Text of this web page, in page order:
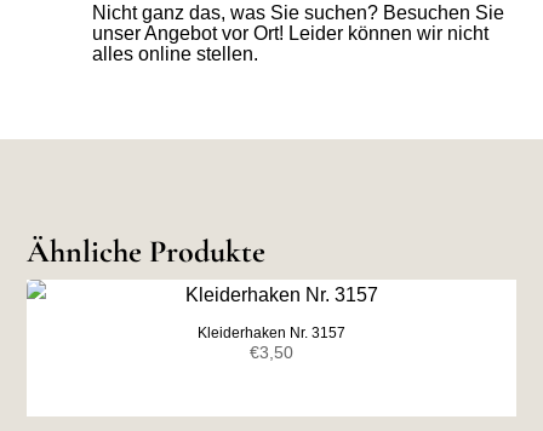
Nicht ganz das, was Sie suchen? Besuchen Sie
unser Angebot vor Ort! Leider können wir nicht
alles online stellen.
Ähnliche Produkte
Kleiderhaken Nr. 3157
€3,50